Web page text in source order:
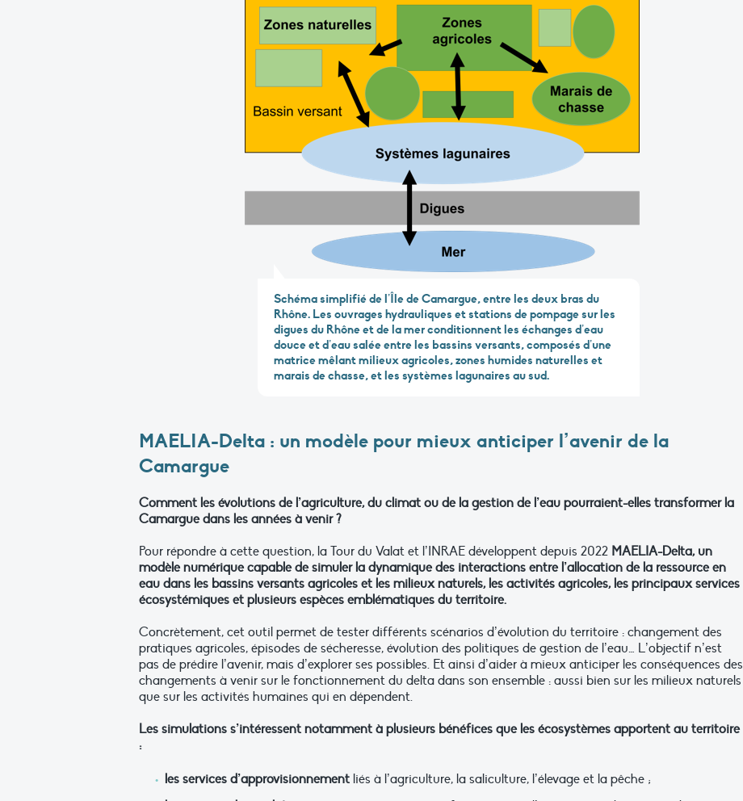
Schéma simplifié de l’Île de Camargue, entre les deux bras du
Rhône. Les ouvrages hydrauliques et stations de pompage sur les
digues du Rhône et de la mer conditionnent les échanges d’eau
douce et d’eau salée entre les bassins versants, composés d’une
matrice mêlant milieux agricoles, zones humides naturelles et
marais de chasse, et les systèmes lagunaires au sud.
MAELIA-Delta : un modèle pour mieux anticiper l’avenir de la
Camargue
Comment les évolutions de l’agriculture, du climat ou de la gestion de l’eau pourraient-elles transformer la
Camargue dans les années à venir ?
Pour répondre à cette question, la Tour du Valat et l’INRAE développent depuis 2022 MAELIA-Delta, un
modèle numérique capable de simuler la dynamique des interactions entre l’allocation de la ressource en
eau dans les bassins versants agricoles et les milieux naturels, les activités agricoles, les principaux services
écosystémiques et plusieurs espèces emblématiques du territoire.
Concrètement, cet outil permet de tester différents scénarios d’évolution du territoire : changement des
pratiques agricoles, épisodes de sécheresse, évolution des politiques de gestion de l’eau… L’objectif n’est
pas de prédire l’avenir, mais d’explorer ses possibles. Et ainsi d’aider à mieux anticiper les conséquences des
changements à venir sur le fonctionnement du delta dans son ensemble : aussi bien sur les milieux naturels
que sur les activités humaines qui en dépendent.
Les simulations s’intéressent notamment à plusieurs bénéfices que les écosystèmes apportent au territoire
:
les services d’approvisionnement liés à l’agriculture, la saliculture, l’élevage et la pêche ;